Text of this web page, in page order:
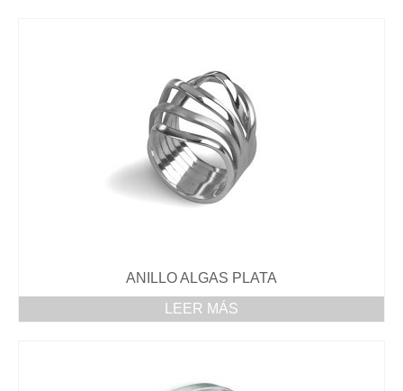
DÓNDE ESTAMOS
ANILLO ALGAS PLATA
LEER MÁS